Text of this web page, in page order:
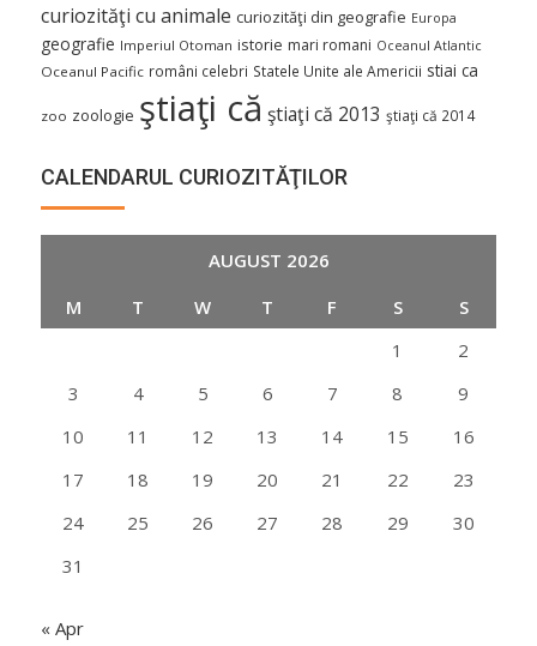
curiozităţi cu animale curiozităţi din geografie Europa
geografie Imperiul Otoman istorie mari romani Oceanul Atlantic
Oceanul Pacific români celebri Statele Unite ale Americii stiai ca
zoo zoologie ştiaţi că ştiaţi că 2013 ştiaţi că 2014
CALENDARUL CURIOZITĂŢILOR
AUGUST 2026
M
T W T F S
S
1
2
3
4 5 6 7 8
9
10
11 12 13 14 15
16
17
18 19 20 21 22
23
24
25 26 27 28 29
30
31
« Apr